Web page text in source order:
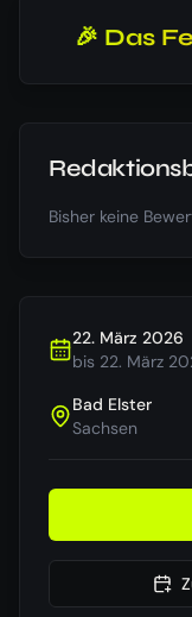
🎉 Das
Bisher keine
22. März 2026
bis 22. März
Bad Elster
Sachsen